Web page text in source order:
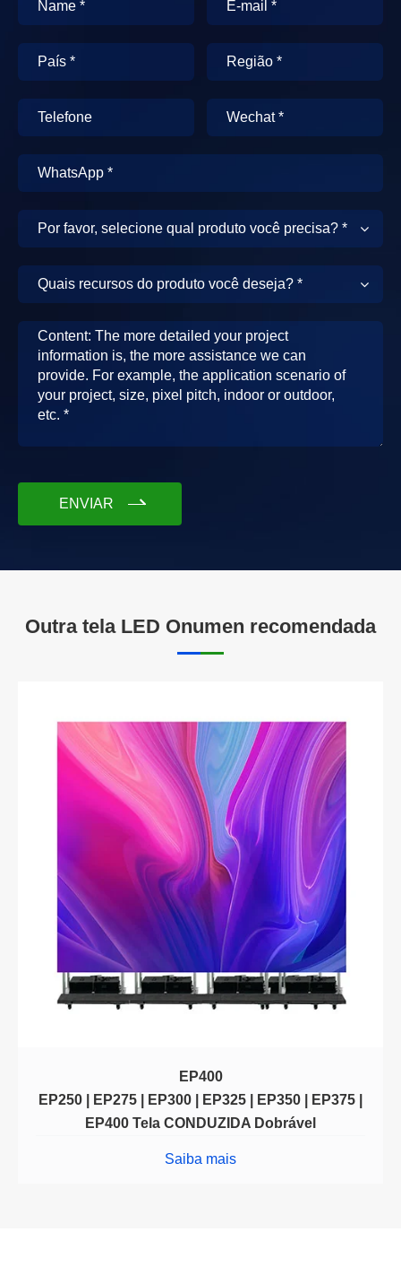
ENVIAR
Outra tela LED Onumen recomendada
EP400
EP250 | EP275 | EP300 | EP325 | EP350 | EP375 |
EP400 Tela CONDUZIDA Dobrável
Saiba mais